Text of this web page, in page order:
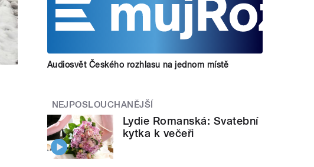
Audiosvět Českého rozhlasu na jednom místě
NEJPOSLOUCHANĚJŠÍ
Lydie Romanská: Svatební
kytka k večeři